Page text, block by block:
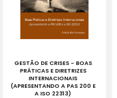
GESTÃO DE CRISES - BOAS
PRÁTICAS E DIRETRIZES
INTERNACIONAIS
(APRESENTANDO A PAS 200 E
A ISO 22313)